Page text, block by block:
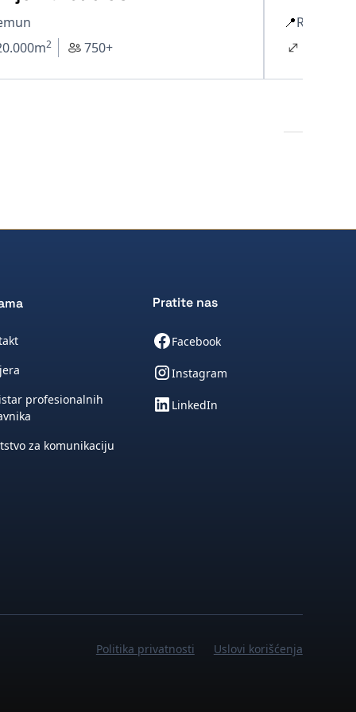
m2 750+
📍Rakovica
profesionalnih
za komunikaciju
Pratite nas
Facebook
Instagram
LinkedIn
Politika privatnosti Uslovi korišćenja